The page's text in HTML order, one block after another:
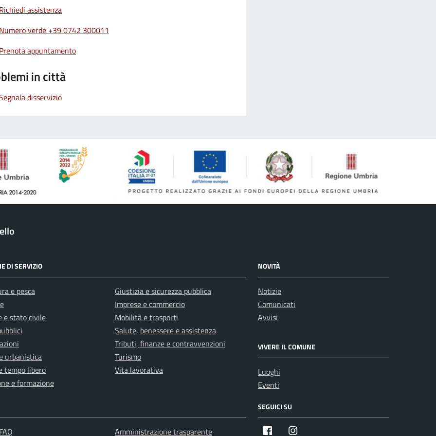
assistenza
verde +39 0742 300011
appuntamento
in città
disservizio
DI SERVIZIO
e pesca
e stato civile
urbanistica
tempo libero
e formazione
Giustizia e sicurezza pubblica
Imprese e commercio
Mobilità e trasporti
Salute, benessere e assistenza
Tributi, finanze e contravvenzioni
Turismo
Vita lavorativa
NOVITÀ
Notizie
Comunicati
Avvisi
VIVERE IL COMUNE
Luoghi
Eventi
Amministrazione trasparente
SEGUICI SU
Facebook